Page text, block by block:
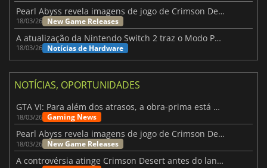
Pearl Abyss revela imagens de jogo de Crimson Desert para a PS5
18/03/26 New Game Releases
A atualização da Nintendo Switch 2 traz o Modo Portátil aos jogos mais antigos da Switch
18/03/26 Notícias de Hardware
NOTÍCIAS, OPORTUNIDADES
GTA VI: Para além dos atrasos, a obra-prima está quase a chegar
18/03/26 Gaming News
Pearl Abyss revela imagens de jogo de Crimson Desert para a PS5
18/03/26 New Game Releases
A controvérsia atinge Crimson Desert antes do lançamento